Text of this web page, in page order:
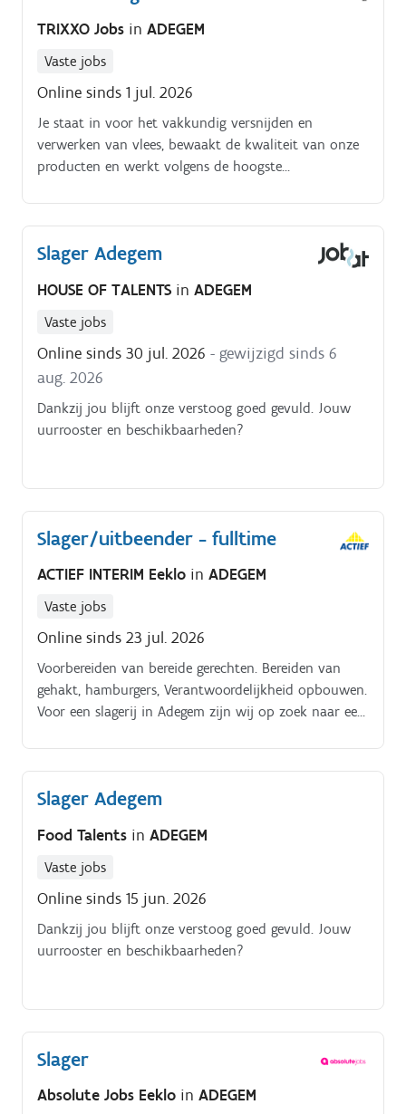
klaarmaken van vleesproducten Het handhaven van
hygiëne- en veiligheidsvoorschriften Meewerken aan
TRIXXO Jobs in ADEGEM
Vaste jobs
Online sinds 1 jul. 2026
Je staat in voor het vakkundig versnijden en
verwerken van vlees, bewaakt de kwaliteit van onze
producten en werkt volgens de hoogste
complexe klantvragen.
Slager Adegem
HOUSE OF TALENTS in ADEGEM
Vaste jobs
Online sinds 30 jul. 2026 - gewijzigd sinds 6
aug. 2026
Dankzij jou blijft onze verstoog goed gevuld. Jouw
uurrooster en beschikbaarheden?
Slager/uitbeender - fulltime
ACTIEF INTERIM Eeklo in ADEGEM
Vaste jobs
Online sinds 23 jul. 2026
Voorbereiden van bereide gerechten. Bereiden van
gehakt, hamburgers, Verantwoordelijkheid opbouwen.
Voor een slagerij in Adegem zijn wij op zoek naar een
Slager Adegem
Food Talents in ADEGEM
Vaste jobs
Online sinds 15 jun. 2026
Dankzij jou blijft onze verstoog goed gevuld. Jouw
uurrooster en beschikbaarheden?
Slager
Absolute Jobs Eeklo in ADEGEM